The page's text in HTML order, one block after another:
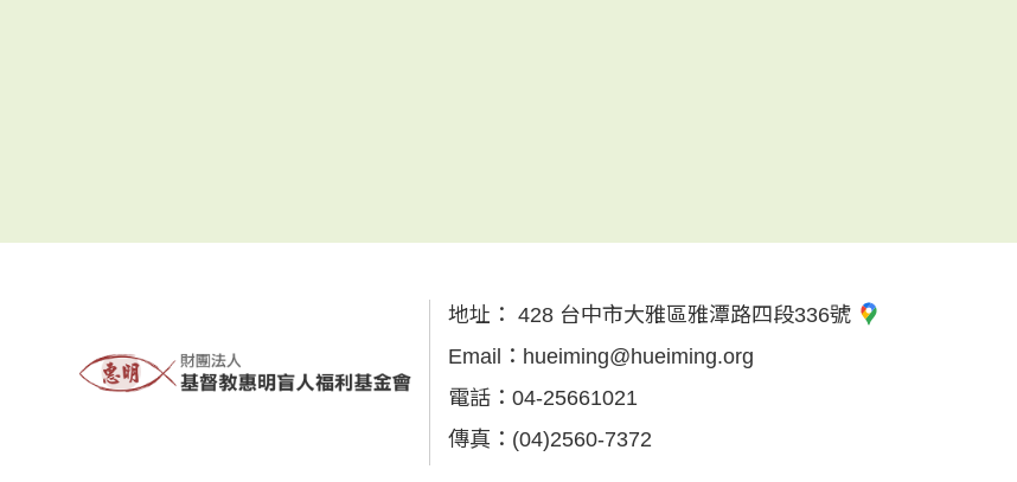
地址： 428 台中市大雅區雅潭路四段336號
Email： hueiming@hueiming.org
電話： 04-25661021
傳真： (04)2560-7372